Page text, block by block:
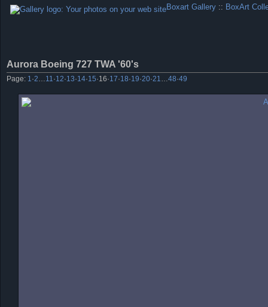
Boxart Gallery :: BoxArt
Aurora Boeing 727 TWA '60's
Page: 1 ·2 11 ·12·13·14·15·16·17·18·19·20·21 48·49